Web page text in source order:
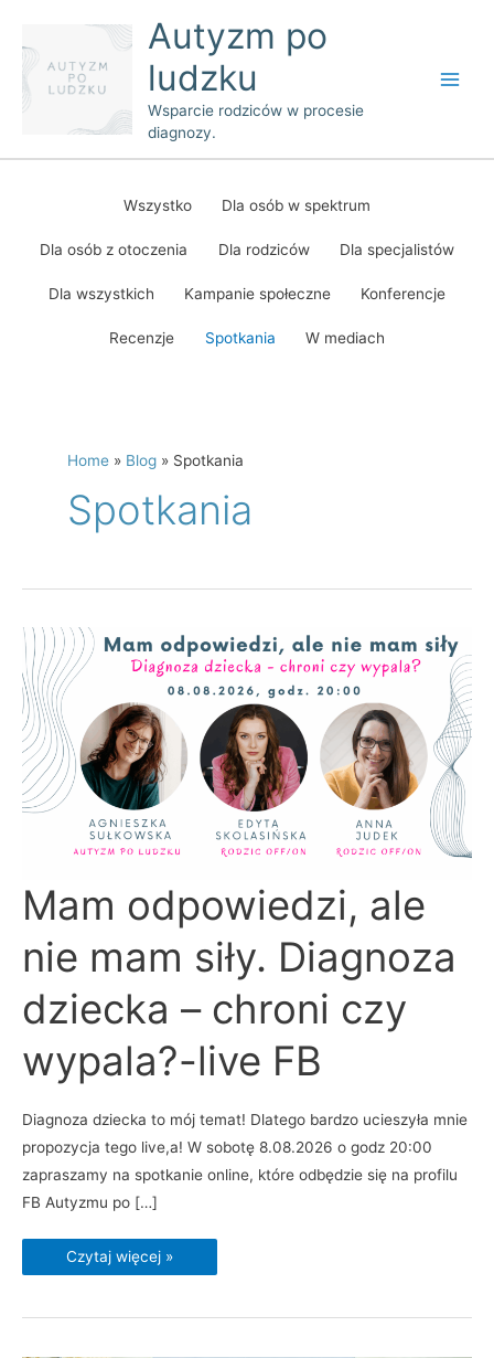
content
Autyzm po
ludzku
Wsparcie rodziców w procesie
diagnozy.
Wszystko Dla osób w spektrum
Dla osób z otoczenia Dla rodziców Dla specjalistów
Dla wszystkich Kampanie społeczne Konferencje
Recenzje Spotkania W mediach
Home Blog Spotkania
Spotkania
Mam odpowiedzi, ale
nie mam siły. Diagnoza
dziecka – chroni czy
wypala?-live FB
Diagnoza dziecka to mój temat! Dlatego bardzo ucieszyła mnie
propozycja tego live,a! W sobotę 8.08.2026 o godz 20:00
zapraszamy na spotkanie online, które odbędzie się na profilu
FB Autyzmu po […]
odpowiedzi,
ale
siły.
Diagnoza
–
chroni
czy
-
live
FB
Czytaj więcej »